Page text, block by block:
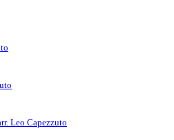
Leo Capezzuto